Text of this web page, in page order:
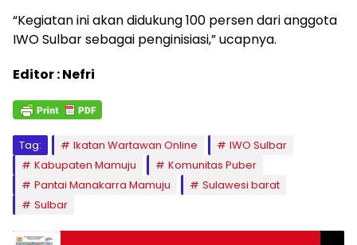
“Kegiatan ini akan didukung 100 persen dari anggota
IWO Sulbar sebagai penginisiasi,” ucapnya.
Editor : Nefri
Tag: Ikatan Wartawan Online
IWO Sulbar
Kabupaten Mamuju
Komunitas Puber
Pantai Manakarra Mamuju
Sulawesi barat
Sulbar